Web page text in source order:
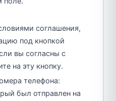
соглашения,
под кнопкой
вы согласны с
на эту кнопку.
телефона:
был отправлен на